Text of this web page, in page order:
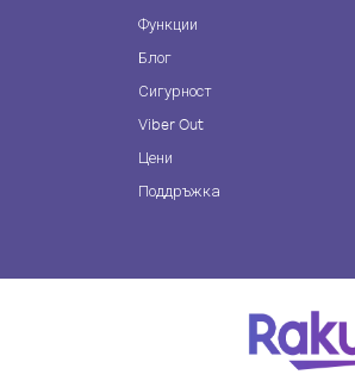
Функции
Блог
Сигурност
Viber Out
Цени
Поддръжка